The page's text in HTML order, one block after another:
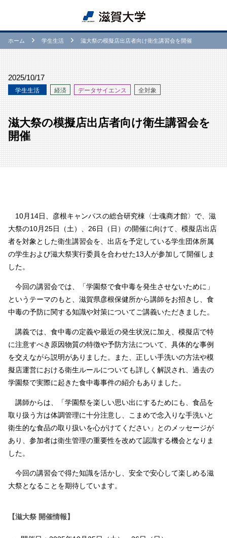
ホーム 学⽣生活 滋大祭の模擬店出店者向け衛生講習会を開催
2025/10/17
学⽣生活 経済 データサイエンス 全対象
滋大祭の模擬店出店者向け衛生講習会を
開催
10月14日、彦根キャンパスの総合研究棟〈士魂商才館〉で、滋
大祭の10月25日（土）、26日（日）の開催に向けて、模擬店出店
者を対象とした衛生講習会を、出店を予定している学生団体所属
の学生および滋大祭実行委員を合わせた13人が参加して開催しま
した。
今回の講習会では、「学園祭で食中毒を発生させないために」
というテーマのもと、滋賀県彦根保健所から講師をお招きし、食
中毒の予防に関する知識や対策についてご講義いただきました。
講義では、食中毒の定義や最近の発生状況に加え、模擬店で特
に注意すべき原因物質の特徴や予防方法について、具体的な事例
を交えながら説明がありました。また、正しい手洗いの方法や模
擬店運営における衛生ルールについても詳しく解説され、過去の
学園祭で実際に起きた食中毒事件の紹介もありました。
講師からは、「学園祭を楽しい思い出にするためにも、食品を
取り扱う方は体調管理に十分注意し、こまめで念入りな手洗いと
衛生的な食品の取り扱いを心がけてください」とのメッセージが
あり、参加者は衛生管理の重要性を改めて認識する機会となりま
した。
今回の講習会で得た知識を活かし、安全で安心して楽しめる滋
大祭となることを期待しています。
【滋大祭 開催情報】